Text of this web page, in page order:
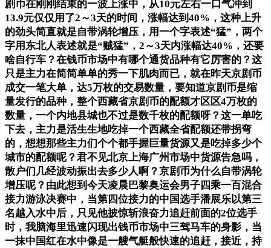
剧币在刚刚结束的一波上涨中，从10元左右一口气冲到
13.9元仅仅用了2～3天的时间，涨幅达到40%，这种上升
的劲头简直就是自带涡轮增压，用一个字表述“猛”，两个
字用东北人表述就是“贼猛”，2～3天内涨幅达40%，还要
啥自行车？在钱币市场中有哪个通货品种有它厉害的？这
只是主力在简简单单的秀一下肌肉而已，就在昨天京剧币
成交一笔大单，达5万枚的交易数量，要知道京剧币是缩
量发行的品种，整个西藏省京剧币的配额才区区4万枚的
数量，一个内地县城也不过是数千枚的配额呀？这一单吃
下去，主力是活生生地吃掉一个西藏全省配额还带拐弯
的，想想那些主力们个个都手握巨量货源又是吃掉多少个
城市的配额呢？君不见北京上海广州市场中货源告急吗，
散户们几经波动振出去多少人啊？京剧币为什么自带涡轮
增压呢？由此想到今天凌晨巴黎奥运会男子四乘一百混合
接力游泳决赛中，当第四位接力的中国选手潘展乐以第三
名越入水中后，只见他披惊斩浪奋力追赶前面的2位选手
时，我脑海里迅速闪现出钱币市场中三驾马车的身影，当
一抹中国红在水中像是一艘气艇般快速的追赶，接近，持